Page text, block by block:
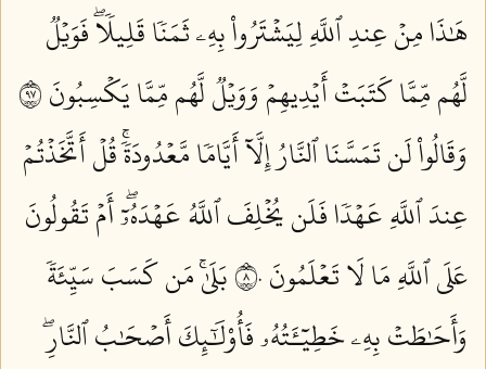
هَٰذَا مِنۡ عِندِ ٱللَّهِ لِيَشۡتَرُواْ بِهِۦ ثَمَنٗا قَلِيلٗاۖ فَوَيۡلٞ
لَّهُم مِّمَّا كَتَبَتۡ أَيۡدِيهِمۡ وَوَيۡلٞ لَّهُم مِّمَّا يَكۡسِبُونَ ٧٩
وَقَالُواْ لَن تَمَسَّنَا ٱلنَّارُ إِلَّآ أَيَّامٗا مَّعۡدُودَةٗۚ قُلۡ أَتَّخَذۡتُمۡ
عِندَ ٱللَّهِ عَهۡدٗا فَلَن يُخۡلِفَ ٱللَّهُ عَهۡدَهُۥٓۖ أَمۡ تَقُولُونَ
عَلَى ٱللَّهِ مَا لَا تَعۡلَمُونَ ٨٠
بَلَىٰۚ مَن كَسَبَ سَيِّئَةٗ
وَأَحَٰطَتۡ بِهِۦ خَطِيٓـَٔتُهُۥ فَأُوْلَٰٓئِكَ أَصۡحَٰبُ ٱلنَّارِۖ